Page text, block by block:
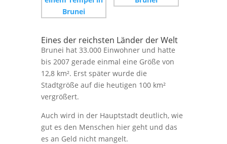
Eines der reichsten Länder der Welt
Brunei hat 33.000 Einwohner und hatte
bis 2007 gerade einmal eine Größe von
12,8 km². Erst später wurde die
Stadtgröße auf die heutigen 100 km²
vergrößert.
Auch wird in der Hauptstadt deutlich, wie
gut es den Menschen hier geht und das
es an Geld nicht mangelt.